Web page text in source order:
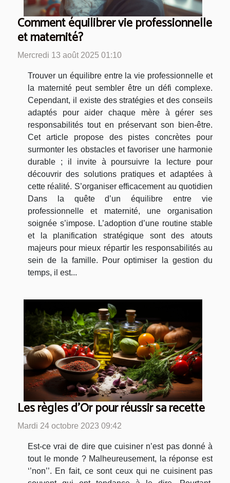
Comment équilibrer vie professionnelle
et maternité?
Mercredi 13 août 2025 01:10
Trouver un équilibre entre la vie professionnelle et
la maternité peut sembler être un défi complexe.
Cependant, il existe des stratégies et des conseils
adaptés pour aider chaque mère à gérer ses
responsabilités tout en préservant son bien-être.
Cet article propose des pistes concrètes pour
surmonter les obstacles et favoriser une harmonie
durable ; il invite à poursuivre la lecture pour
découvrir des solutions pratiques et adaptées à
cette réalité. S’organiser efficacement au quotidien
Dans la quête d’un équilibre entre vie
professionnelle et maternité, une organisation
soignée s’impose. L’adoption d’une routine stable
et la planification stratégique sont des atouts
majeurs pour mieux répartir les responsabilités au
sein de la famille. Pour optimiser la gestion du
temps, il est...
Les règles d’Or pour réussir sa recette
Mardi 24 octobre 2023 09:42
Est-ce vrai de dire que cuisiner n’est pas donné à
tout le monde ? Malheureusement, la réponse est
‘’non’’. En fait, ce sont ceux qui ne cuisinent pas